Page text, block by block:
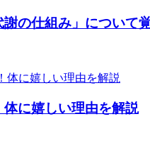
謝の仕組み」について
に嬉しい理由を解説